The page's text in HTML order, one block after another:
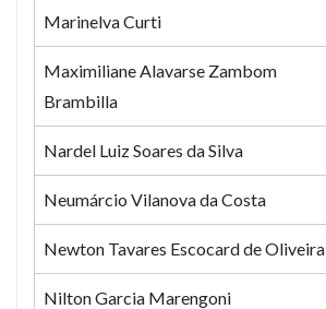
Marinelva Curti
Maximiliane Alavarse Zambom
Brambilla
Nardel Luiz Soares da Silva
Neumárcio Vilanova da Costa
Newton Tavares Escocard de Oliveira
Nilton Garcia Marengoni